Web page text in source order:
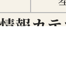
報カ